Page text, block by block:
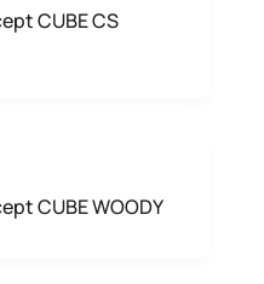
CUBE CS
CUBE WOODY